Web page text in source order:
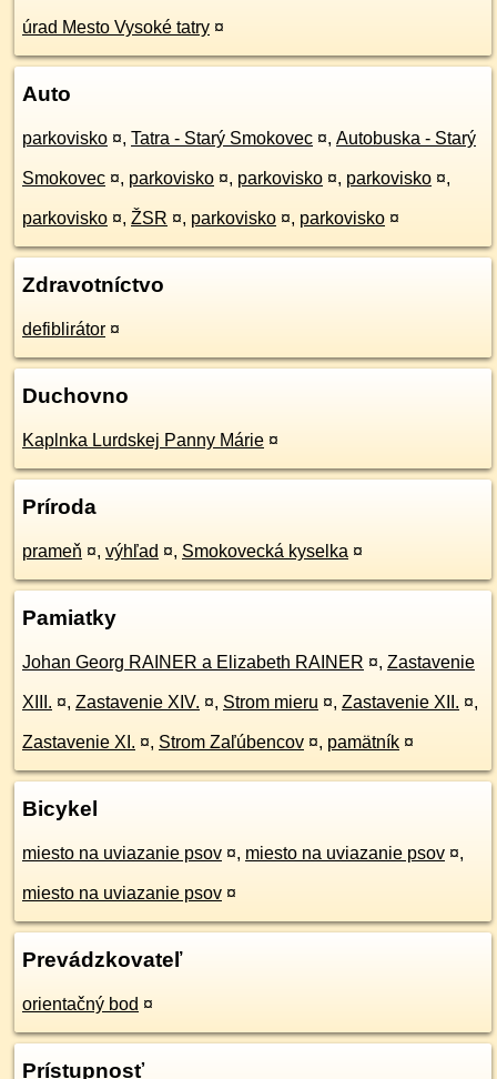
úrad Mesto Vysoké tatry ¤
Auto
parkovisko ¤, Tatra - Starý Smokovec ¤, Autobuska - Starý
Smokovec ¤, parkovisko ¤, parkovisko ¤, parkovisko ¤,
parkovisko ¤, ŽSR ¤, parkovisko ¤, parkovisko ¤
Zdravotníctvo
defiblirátor ¤
Duchovno
Kaplnka Lurdskej Panny Márie ¤
Príroda
prameň ¤, výhľad ¤, Smokovecká kyselka ¤
Pamiatky
Johan Georg RAINER a Elizabeth RAINER ¤, Zastavenie
XIII. ¤, Zastavenie XIV. ¤, Strom mieru ¤, Zastavenie XII. ¤,
Zastavenie XI. ¤, Strom Zaľúbencov ¤, pamätník ¤
Bicykel
miesto na uviazanie psov ¤, miesto na uviazanie psov ¤,
miesto na uviazanie psov ¤
Prevádzkovateľ
orientačný bod ¤
Prístupnosť